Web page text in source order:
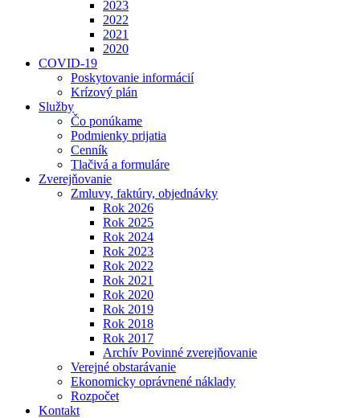
2023
2022
2021
2020
COVID-19
Poskytovanie informácií
Krízový plán
Služby
Čo ponúkame
Podmienky prijatia
Cenník
Tlačivá a formuláre
Zverejňovanie
Zmluvy, faktúry, objednávky
Rok 2026
Rok 2025
Rok 2024
Rok 2023
Rok 2022
Rok 2021
Rok 2020
Rok 2019
Rok 2018
Rok 2017
Archív Povinné zverejňovanie
Verejné obstarávanie
Ekonomicky oprávnené náklady
Rozpočet
Kontakt